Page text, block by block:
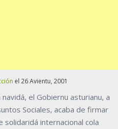
el 26 Avientu, 2001
el Gobiernu asturianu, a
Sociales, acaba de firmar
solidaridá internacional cola